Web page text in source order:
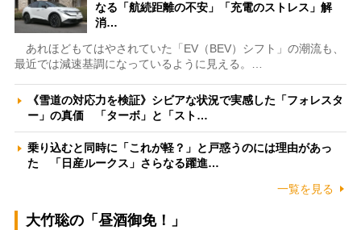
なる「航続距離の不安」「充電のストレス」解
消…
あれほどもてはやされていた「EV（BEV）シフト」の潮流も、
最近では減速基調になっているように見える。…
《雪道の対応力を検証》シビアな状況で実感した「フォレスタ
ー」の真価 「ターボ」と「スト…
乗り込むと同時に「これが軽？」と戸惑うのには理由があっ
た 「日産ルークス」さらなる躍進…
一覧を見る
大竹聡の「昼酒御免！」